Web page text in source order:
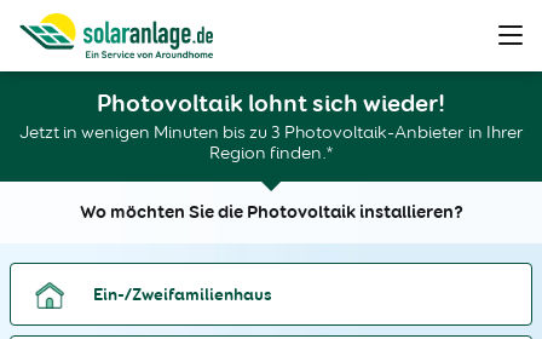
Photovoltaik lohnt sich wieder!
Jetzt in wenigen Minuten bis zu 3 Photovoltaik-Anbieter in Ihrer
Region finden.*
Wo möchten Sie die Photovoltaik installieren?
Ein-/Zweifamilienhaus